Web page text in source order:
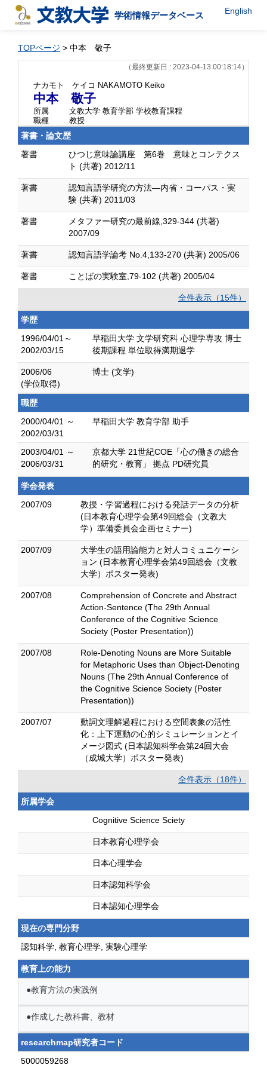
学術情報データベース English
TOPページ > 中本 敬子
（最終更新日 : 2023-04-13 00:18:14）
ナカモト ケイコ NAKAMOTO Keiko
中本 敬子
所属
文教大学 教育学部 学校教育課程
職種
教授
著書・論文歴
著書
ひつじ意味論講座 第6巻 意味とコンテクス
ト (共著) 2012/11
著書
認知言語学研究の方法—内省・コーパス・実
験 (共著) 2011/03
著書
メタファー研究の最前線,329-344 (共著)
2007/09
著書 認知言語学論考 No.4,133-270 (共著) 2005/06
著書 ことばの実験室,79-102 (共著) 2005/04
全件表示（15件）
学歴
1996/04/01～
2002/03/15
早稲田大学 文学研究科 心理学専攻 博士
後期課程 単位取得満期退学
2006/06
(学位取得)
博士 (文学)
職歴
2000/04/01 ～
2002/03/31
早稲田大学 教育学部 助手
2003/04/01 ～
2006/03/31
京都大学 21世紀COE「心の働きの総合
的研究・教育」 拠点 PD研究員
学会発表
2007/09
教授・学習過程における発話データの分析
(日本教育心理学会第49回総会（文教大
学）準備委員会企画セミナー)
2007/09
大学生の語用論能力と対人コミュニケーシ
ョン (日本教育心理学会第49回総会（文教
大学）ポスター発表)
2007/08
Comprehension of Concrete and Abstract
Action-Sentence (The 29th Annual
Conference of the Cognitive Science
Society (Poster Presentation))
2007/08
Role-Denoting Nouns are More Suitable
for Metaphoric Uses than Object-Denoting
Nouns (The 29th Annual Conference of
the Cognitive Science Society (Poster
Presentation))
2007/07
動詞文理解過程における空間表象の活性
化：上下運動の心的シミュレーションとイ
メージ図式 (日本認知科学会第24回大会
（成城大学）ポスター発表)
全件表示（18件）
所属学会
Cognitive Science Sciety
日本教育心理学会
日本心理学会
日本認知科学会
日本認知心理学会
現在の専門分野
認知科学, 教育心理学, 実験心理学
教育上の能力
●教育方法の実践例
●作成した教科書、教材
researchmap研究者コード
5000059268